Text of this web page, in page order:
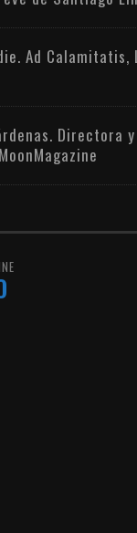
Ad Calamitatis,
Directora